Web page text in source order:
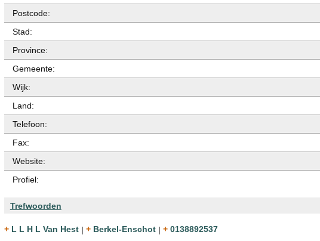
Postcode:
Stad:
Province:
Gemeente:
Wijk:
Land:
Telefoon:
Fax:
Website:
Profiel:
Trefwoorden
+ L L H L Van Hest | + Berkel-Enschot | + 0138892537